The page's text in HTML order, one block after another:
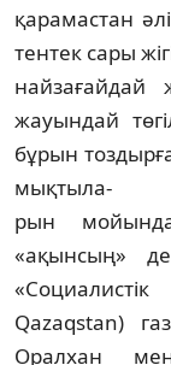
қарамастан
тентек сары
найзағайдай
жауындай
бұрын
мықтыла-
р­ын
«ақынсың»
Qazaqstan)
Оралхан